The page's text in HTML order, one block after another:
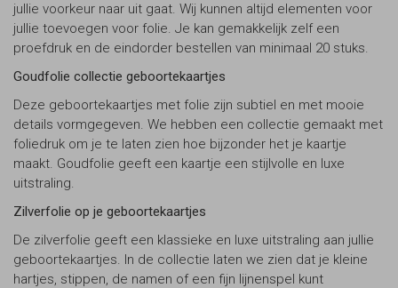
jullie voorkeur naar uit gaat. Wij kunnen altijd elementen voor
jullie toevoegen voor folie. Je kan gemakkelijk zelf een
proefdruk en de eindorder bestellen van minimaal 20 stuks.
Goudfolie collectie geboortekaartjes
Deze geboortekaartjes met folie zijn subtiel en met mooie
details vormgegeven. We hebben een collectie gemaakt met
foliedruk om je te laten zien hoe bijzonder het je kaartje
maakt. Goudfolie geeft een kaartje een stijlvolle en luxe
uitstraling.
Zilverfolie op je geboortekaartjes
De zilverfolie geeft een klassieke en luxe uitstraling aan jullie
geboortekaartjes. In de collectie laten we zien dat je kleine
hartjes, stippen, de namen of een fijn lijnenspel kunt